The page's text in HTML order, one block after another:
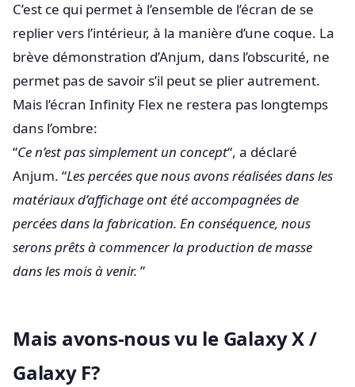
C’est ce qui permet à l’ensemble de l’écran de se
replier vers l’intérieur, à la manière d’une coque. La
brève démonstration d’Anjum, dans l’obscurité, ne
permet pas de savoir s’il peut se plier autrement.
Mais l’écran Infinity Flex ne restera pas longtemps
dans l’ombre:
“Ce n’est pas simplement un concept“, a déclaré
Anjum. “Les percées que nous avons réalisées dans les
matériaux d’affichage ont été accompagnées de
percées dans la fabrication. En conséquence, nous
serons prêts à commencer la production de masse
dans les mois à venir. ”
Mais avons-nous vu le Galaxy X /
Galaxy F?